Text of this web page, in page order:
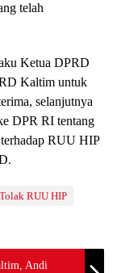
telah
Ketua DPRD
Kaltim untuk
selanjutnya
DPR RI tentang
RUU HIP
Tolak RUU HIP
Andi